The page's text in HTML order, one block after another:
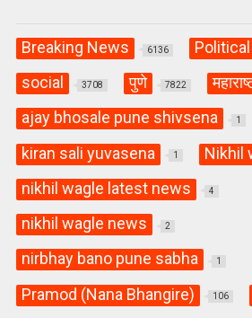
Breaking News 6136 Political
social 3708 पुणे 7822
ajay bhosale pune shivsena 1
kiran sali yuvasena 1 Nikhil
nikhil wagle latest news 4
nikhil wagle news 2
nirbhay bano pune sabha 1
Pramod (Nana Bhangire) 106